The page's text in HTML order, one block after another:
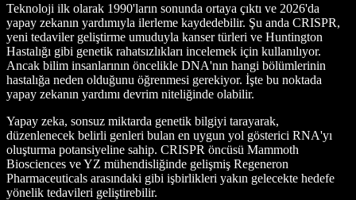
Teknoloji ilk olarak 1990'ların sonunda ortaya çıktı ve 2026'da
yapay zekanın yardımıyla ilerleme kaydedebilir. Şu anda CRISPR,
yeni tedaviler geliştirme umuduyla kanser türleri ve Huntington
Hastalığı gibi genetik rahatsızlıkları incelemek için kullanılıyor.
Ancak bilim insanlarının öncelikle DNA'nın hangi bölümlerinin
hastalığa neden olduğunu öğrenmesi gerekiyor. İşte bu noktada
yapay zekanın yardımı devrim niteliğinde olabilir.
Yapay zeka, sonsuz miktarda genetik bilgiyi tarayarak,
düzenlenecek belirli genleri bulan en uygun yol gösterici RNA'yı
oluşturma potansiyeline sahip. CRISPR öncüsü Mammoth
Biosciences ve YZ mühendisliğinde gelişmiş Regeneron
Pharmaceuticals arasındaki gibi işbirlikleri yakın gelecekte hedefe
yönelik tedavileri geliştirebilir.